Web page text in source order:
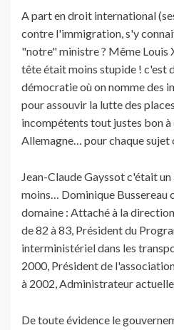
A part en droit international
contre l'immigration, s'y
"notre" ministre ? Même Louis
tête était moins stupide ! c'est
démocratie où on nomme des
pour assouvir la lutte des
incompétents tout justes bon à
Allemagne… pour chaque sujet
Jean-Claude Gayssot c'était
moins… Dominique Bussereau
domaine : Attaché à la
de 82 à 83, Président du
interministériel dans les
2000, Président de
à 2002, Administrateur
De toute évidence le